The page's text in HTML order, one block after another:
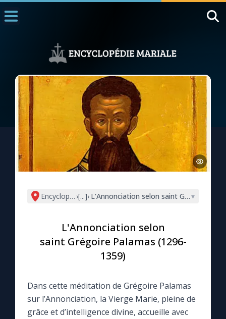
1000 Raisons de Croire
L'actualité de la semaine
La chaîne Youtube
La newsletter
La vidéo de la semaine
Le site internet
Encyclopédie mariale
›[...]› L'Annonciation selon saint Grégoire
▾
L'Annonciation selon
saint Grégoire Palamas (1296-
1359)
Dans cette méditation de Grégoire Palamas
sur l’Annonciation, la Vierge Marie, pleine de
grâce et d’intelligence divine, accueille avec